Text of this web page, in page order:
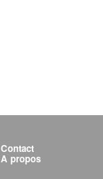
Contact
A propos